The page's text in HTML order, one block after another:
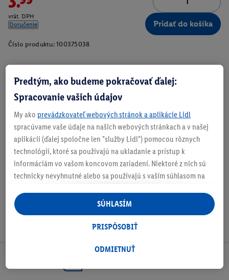
vrát. DPH
Doručenie
Pridať do košíka
Číslo produktu: 100375038
Zistite svoju veľkosť
O produkte
Predtým, ako budeme pokračovať ďalej:
Spracovanie vašich údajov
My ako prevádzkovateľ webových stránok a aplikácie Lidl
spracúvame vaše údaje na našich webových stránkach a v našej
aplikácii (ďalej spoločne len "služby Lidl") pomocou rôznych
technológií, ktoré sa používajú na ukladanie a prístup k
informáciám vo vašom koncovom zariadení. Niektoré z nich sú
technicky nevyhnutné alebo sa používajú s vaším súhlasom na
personalizovanú reklamu v rámci služieb Lidl aj mimo nich. Ak
ste účastníkom programu Lidl Plus, na tieto účely sa spracúvajú
aj údaje z vášho nákupného správania v obchode.
následne si vytvoríte účet Lidl Plus alebo sa prihlásite do svojho
tiež vytvoriť špeciálny online identifikátor z e-mailovej adresy,
ODMIETNUŤ
PRISPÔSOBIŤ
SÚHLASÍM